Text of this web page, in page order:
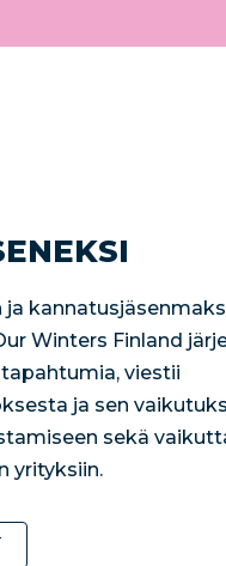
ja
Winters Finland
viestii
ja sen
sekä
yrityksiin.